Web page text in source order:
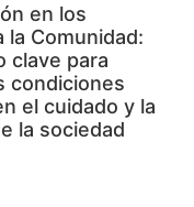
en los
la Comunidad:
clave para
condiciones
el cuidado y la
la sociedad